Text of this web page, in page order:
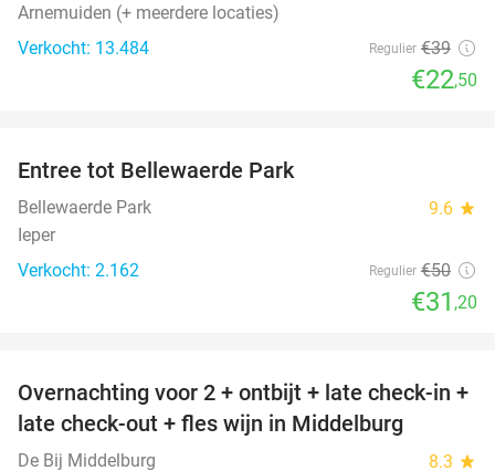
Arnemuiden (+ meerdere locaties)
Verkocht: 13.484
Regulier €39
€22,50
Entree tot Bellewaerde Park
Bellewaerde Park 9.6 star
Ieper
Verkocht: 2.162
Regulier €50
€31 ,20
52%
Overnachting voor 2 + ontbijt + late check-in +
late check-out + fles wijn in Middelburg
De Bij Middelburg 8.3 star